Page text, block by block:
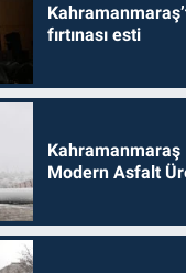
fırtınası esti
Modern Asfalt